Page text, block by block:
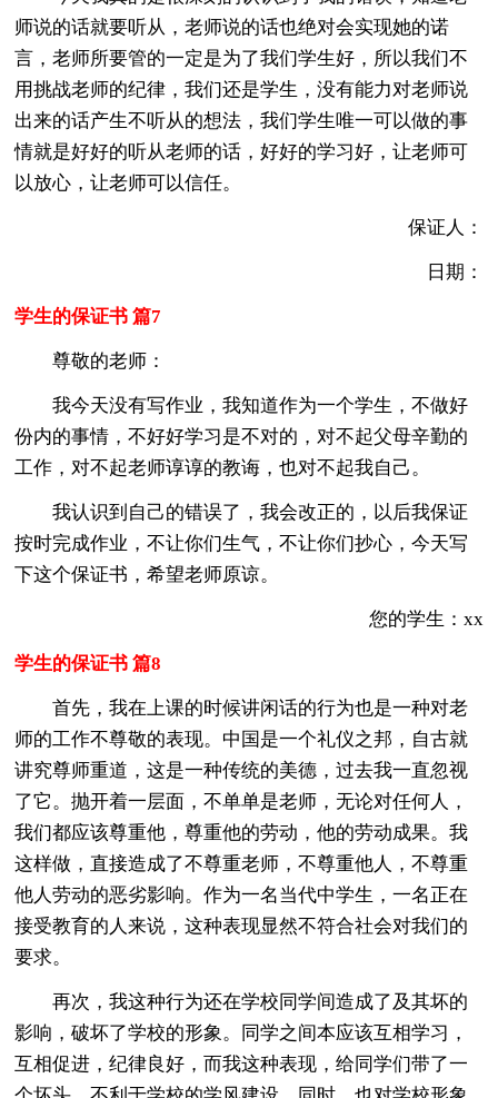
师说的话就要听从，老师说的话也绝对会实现她的诺
言，老师所要管的一定是为了我们学生好，所以我们不
用挑战老师的纪律，我们还是学生，没有能力对老师说
出来的话产生不听从的想法，我们学生唯一可以做的事
情就是好好的听从老师的话，好好的学习好，让老师可
以放心，让老师可以信任。
保证人：
日期：
学生的保证书 篇7
尊敬的老师：
我今天没有写作业，我知道作为一个学生，不做好
份内的事情，不好好学习是不对的，对不起父母辛勤的
工作，对不起老师谆谆的教诲，也对不起我自己。
我认识到自己的错误了，我会改正的，以后我保证
按时完成作业，不让你们生气，不让你们抄心，今天写
下这个保证书，希望老师原谅。
您的学生：xx
学生的保证书 篇8
首先，我在上课的时候讲闲话的行为也是一种对老
师的工作不尊敬的表现。中国是一个礼仪之邦，自古就
讲究尊师重道，这是一种传统的美德，过去我一直忽视
了它。抛开着一层面，不单单是老师，无论对任何人，
我们都应该尊重他，尊重他的劳动，他的劳动成果。我
这样做，直接造成了不尊重老师，不尊重他人，不尊重
他人劳动的恶劣影响。作为一名当代中学生，一名正在
接受教育的人来说，这种表现显然不符合社会对我们的
要求。
再次，我这种行为还在学校同学间造成了及其坏的
影响，破坏了学校的形象。同学之间本应该互相学习，
互相促进，纪律良好，而我这种表现，给同学们带了一